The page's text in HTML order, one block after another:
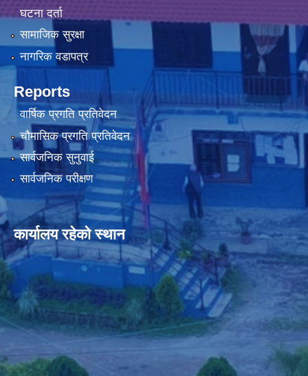
घटना दर्ता
सामाजिक सुरक्षा
नागरिक वडापत्र
Reports
वार्षिक प्रगति प्रतिवेदन
चौमासिक प्रगति प्रतिवेदन
सार्वजनिक सुनुवाई
सार्वजनिक परीक्षण
कार्यालय रहेको स्थान